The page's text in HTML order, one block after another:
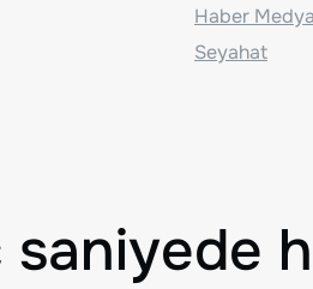
Haber
Seyahat
saniyede